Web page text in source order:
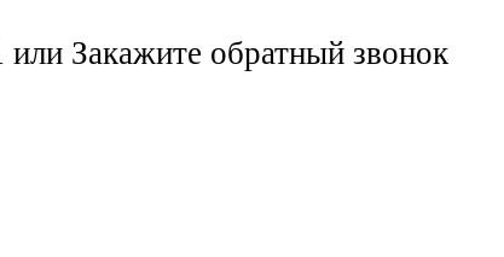
или Закажите обратный звонок